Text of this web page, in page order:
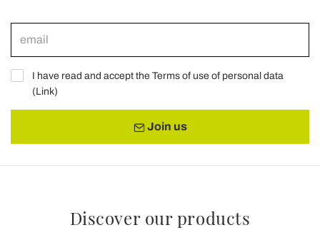
I have read and accept the Terms of use of personal data
(Link)
Join us
Discover our products